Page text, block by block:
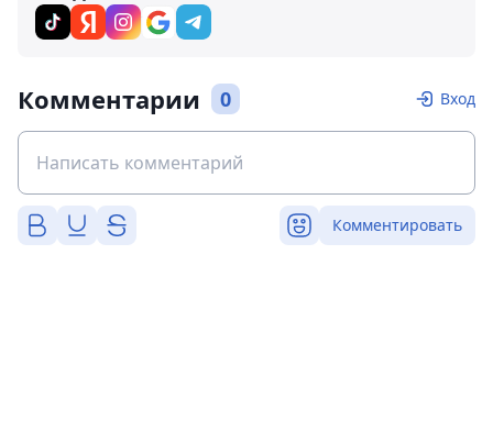
Комментарии 0 Вход
Комментировать